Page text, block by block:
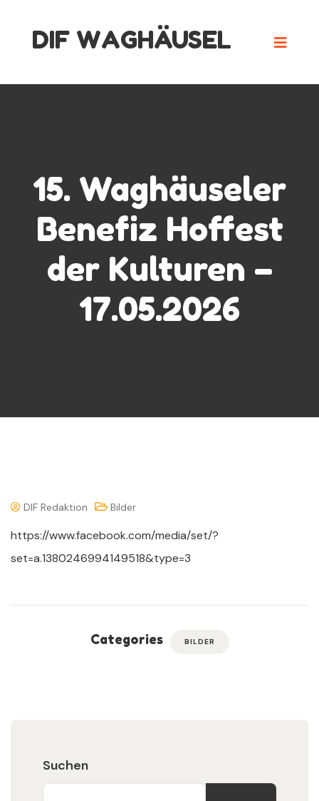
DIF WAGHÄUSEL
15. Waghäuseler
Benefiz Hoffest
der Kulturen –
17.05.2026
DIF Redaktion Bilder
https://www.facebook.com/media/set/?
set=a.1380246994149518&type=3
Categories BILDER
Suchen